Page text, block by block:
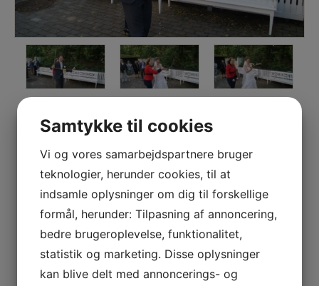
Samtykke til cookies
Vi og vores samarbejdspartnere bruger
teknologier, herunder cookies, til at
indsamle oplysninger om dig til forskellige
formål, herunder: Tilpasning af annoncering,
bedre brugeroplevelse, funktionalitet,
statistik og marketing. Disse oplysninger
kan blive delt med annoncerings- og